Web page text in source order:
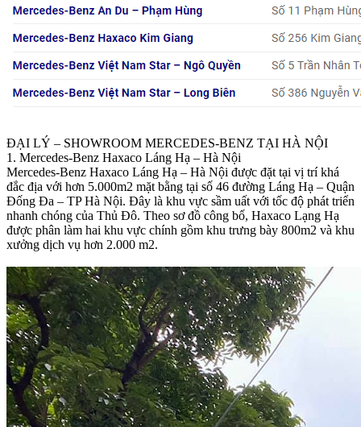
ĐẠI LÝ – SHOWROOM MERCEDES-BENZ TẠI HÀ NỘI
1. Mercedes-Benz Haxaco Láng Hạ – Hà Nội
Mercedes-Benz Haxaco Láng Hạ – Hà Nội được đặt tại vị trí khá
đắc địa với hơn 5.000m2 mặt bằng tại số 46 đường Láng Hạ – Quận
Đống Đa – TP Hà Nội. Đây là khu vực sầm uất với tốc độ phát triển
nhanh chóng của Thủ Đô. Theo sơ đồ công bố, Haxaco Lạng Hạ
được phân làm hai khu vực chính gồm khu trưng bày 800m2 và khu
xưởng dịch vụ hơn 2.000 m2.